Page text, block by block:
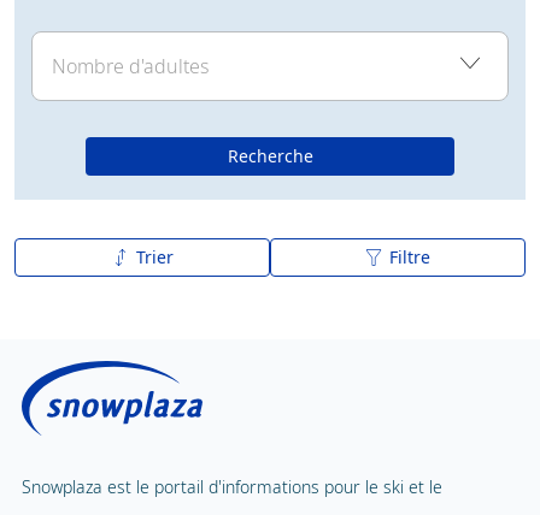
Recherche
Trier Filtre
De A à Z
Snowplaza est le portail d'informations pour le ski et le